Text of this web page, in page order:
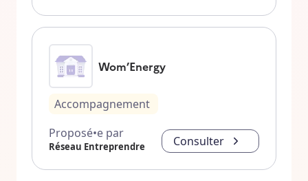
Wom’Energy
Accompagnement
Proposé•e par
Réseau Entreprendre Consulter